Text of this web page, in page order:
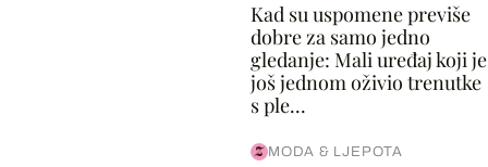
Kad su uspomene previše
dobre za samo jedno
gledanje: Mali uređaj koji je
još jednom oživio trenutke
s ple...
MODA & LJEPOTA